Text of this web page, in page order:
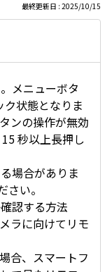
最終更新日 : 2025/10/15
メニューボタ
状態となりま
ンの操作が無効
秒以上長押し
場合がありま
い。
認する方法
ラに向けてリモ
合、スマートフ